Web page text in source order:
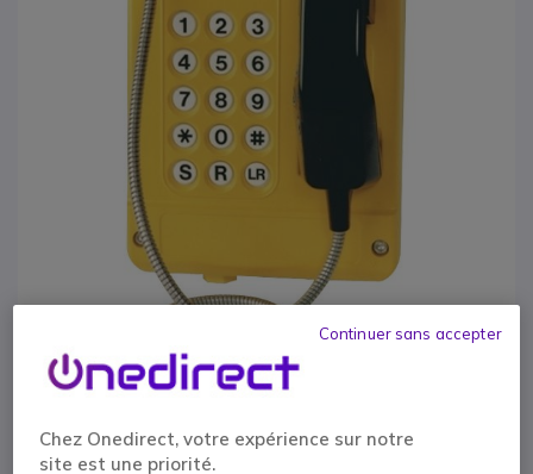
Commander
Chez Onedirect, votre expérience sur notre
site est une priorité.
Continuer sans accepter